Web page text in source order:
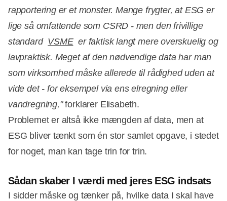
rapportering er et monster. Mange frygter, at ESG er
lige så omfattende som CSRD - men den frivillige
standard VSMEer faktisk langt mere overskuelig og
lavpraktisk. Meget af den nødvendige data har man
som virksomhed måske allerede til rådighed uden at
vide det - for eksempel via ens elregning eller
vandregning,"forklarer Elisabeth.
Problemet er altså ikke mængden af data, men at
ESG bliver tænkt som én stor samlet opgave, i stedet
for noget, man kan tage trin for trin.
Sådan skaber I værdi med jeres ESG indsats
I sidder måske og tænker på, hvilke data I skal have